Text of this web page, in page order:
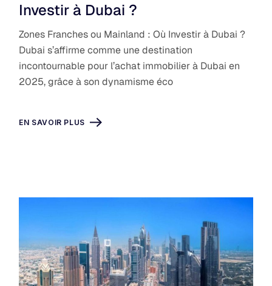
Investir à Dubai ?
Zones Franches ou Mainland : Où Investir à Dubai ?
Dubai s’affirme comme une destination
incontournable pour l’achat immobilier à Dubai en
2025, grâce à son dynamisme éco
EN SAVOIR PLUS